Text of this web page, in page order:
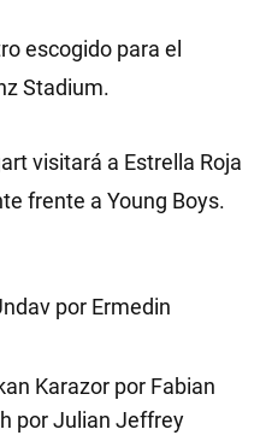
escogido para el
Stadium.
visitará a Estrella Roja
frente a Young Boys.
por Ermedin
Karazor por Fabian
por Julian Jeffrey